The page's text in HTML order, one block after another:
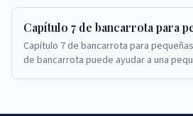
Capítulo 7 de bancarrota para
Capítulo 7 de bancarrota para
de bancarrota puede ayudar a una